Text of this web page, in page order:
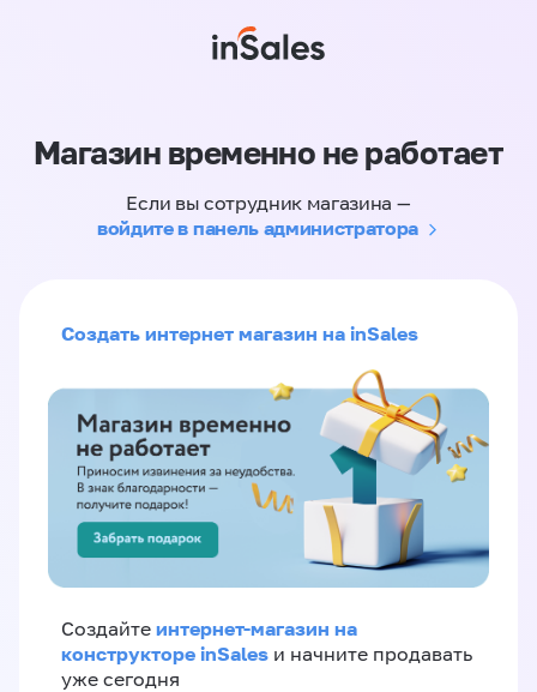
Магазин временно не работает
Если вы сотрудник магазина —
войдите в панель администратора
Создать интернет магазин на inSales
Создайте интернет-магазин на
конструкторе inSales и начните продавать
уже сегодня